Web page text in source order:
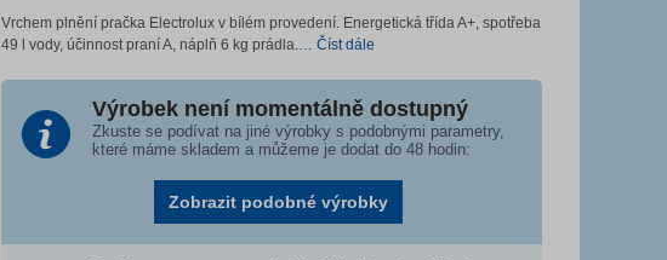
Vrchem plnění pračka Electrolux v bílém provedení. Energetická třída A+, spotřeba
49 l vody, účinnost praní A, náplň 6 kg prádla.… Číst dále
Výrobek není momentálně dostupný
Zkuste se podívat na jiné výrobky s podobnými parametry,
které máme skladem a můžeme je dodat do 48 hodin:
Zobrazit podobné výrobky